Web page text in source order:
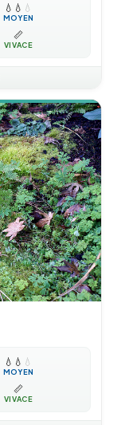
💧 💧 💧
MOYEN
📏
VIVACE
💧 💧 💧
MOYEN
📏
VIVACE